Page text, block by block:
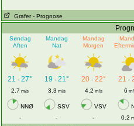
Grafer - Prognose
Søndag
Aften
Mandag
Nat
Mandag
Morgen
21 -27° 19 - 21° 20- 22° 21 -
2.7 m/s 3.3 m/s 4.2 m/s 6
NNØ SSV VSV
-
- - 0.2